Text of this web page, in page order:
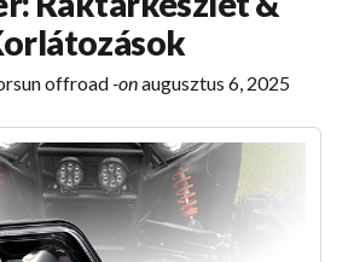
offroad-onaugusztus 6, 2025